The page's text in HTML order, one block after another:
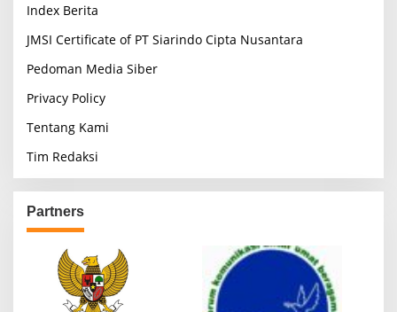
Index Berita
JMSI Certificate of PT Siarindo Cipta Nusantara
Pedoman Media Siber
Privacy Policy
Tentang Kami
Tim Redaksi
Partners